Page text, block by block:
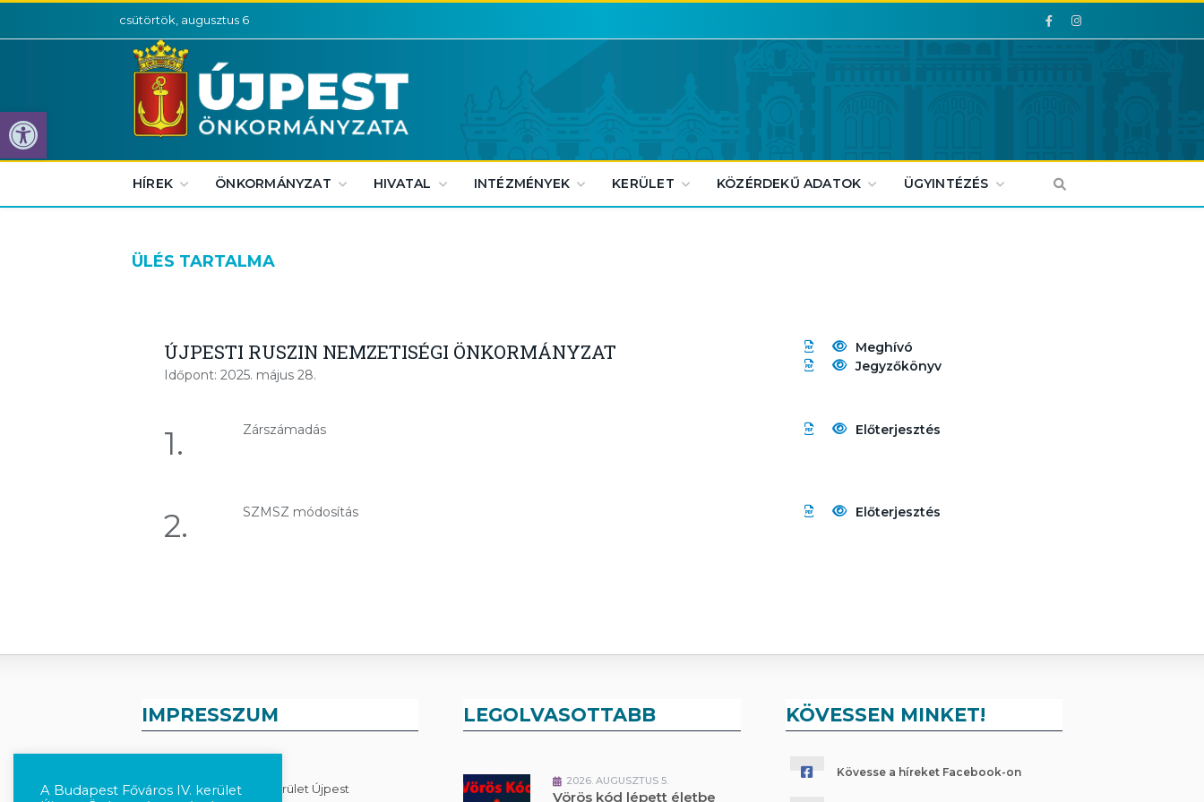
Eszköztár megnyitása
csütörtök, augusztus 6 Facebook
Facebook
HÍREK ÖNKORMÁNYZAT HIVATAL INTÉZMÉNYEK KERÜLET KÖZÉRDEKŰ ADATOK ÜGYINTÉZÉS
ÜLÉS TARTALMA
ÚJPESTI RUSZIN NEMZETISÉGI ÖNKORMÁNYZAT
Időpont: 2025. május 28.
Meghívó
Jegyzőkönyv
1. Zárszámadás Előterjesztés
2. SZMSZ módosítás Előterjesztés
IMPRESSZUM
Budapest Főváros IV. Kerület Újpest
LEGOLVASOTTABB
2026. AUGUSZTUS 5.
Vörös kód lépett életbe
KÖVESSEN MINKET!
Kövesse a híreket Facebook-on
A Budapest Főváros IV. kerület